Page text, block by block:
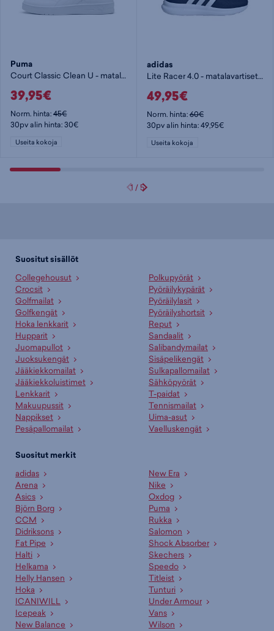
Puma
Court Classic Clean U - matalavartiset tennarit
39,95€
Norm. hinta:45€
30pv alin hinta: 30€
Useita kokoja
adidas
Lite Racer 4.0 - matalavartiset tennarit
49,95€
Norm. hinta:60€
30pv alin hinta: 49,95€
Useita kokoja
1 /5
Suositut sisällöt
Collegehousut
Crocsit
Golfmailat
Golfkengät
Hoka lenkkarit
Hupparit
Juomapullot
Juoksukengät
Jääkiekkomailat
Jääkiekkoluistimet
Lenkkarit
Makuupussit
Nappikset
Pesäpallomailat
Polkupyörät
Pyöräilykypärät
Pyöräilylasit
Pyöräilyshortsit
Reput
Sandaalit
Salibandymailat
Sisäpelikengät
Sulkapallomailat
Sähköpyörät
T-paidat
Tennismailat
Uima-asut
Vaelluskengät
Suositut merkit
adidas
Arena
Asics
Björn Borg
CCM
Didriksons
Fat Pipe
Halti
Helkama
Helly Hansen
Hoka
ICANIWILL
Icepeak
New Balance
New Era
Nike
Oxdog
Puma
Rukka
Salomon
Shock Absorber
Skechers
Speedo
Titleist
Tunturi
Under Armour
Vans
Wilson